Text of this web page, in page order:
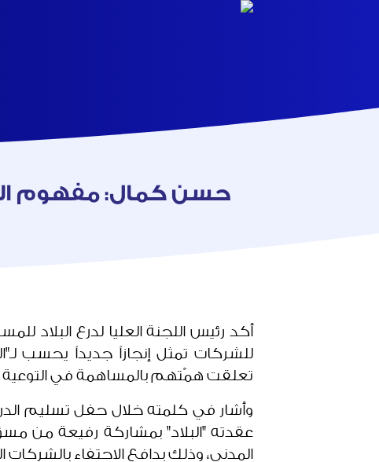
حسن كمال: مفهوم
أكد رئيس اللجنة العليا لدرع البلاد
للشركات تمثل إنجازاً جديداً يحسب
تعلقت همّتهم بالمساهمة في التوعية
وأشار في كلمته خلال حفل تسليم
عقدته "البلاد" بمشاركة رفيعة من
المدني، وذلك بدافع الاحتفاء